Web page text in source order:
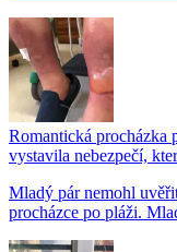
Romantická procházka
vystavila nebezpečí,
Mladý pár nemohl
procházce po pláži.